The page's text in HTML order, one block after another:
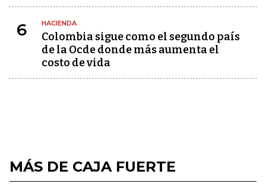
6 HACIENDA
Colombia sigue como el segundo país
de la Ocde donde más aumenta el
costo de vida
MÁS DE CAJA FUERTE